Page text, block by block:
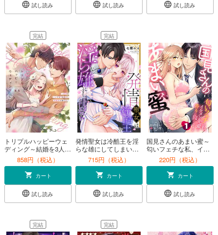
試し読み 試し読み 試し読み
完結
トリプルハッピーウェ
ディング～結婚を3人で
行う世界で、幼馴染の
彼らと…【単行本版】
【特典ペーパー付き】
858円（税込）
カート
試し読み
完結
発情聖女は冷酷王を淫
らな雄にしてしまいま
したっ…！？【単行本
版／電子限定描き下ろ
し漫画付き】
715円（税込）
カート
試し読み
国見さんのあまい蜜～
匂いフェチな私、イケ
メン先輩の香りに囚わ
れてます～【分冊版】
220円（税込）
カート
試し読み
完結 完結